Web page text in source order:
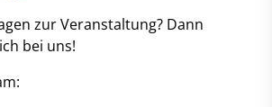
zur Veranstaltung? Dann
bei uns!